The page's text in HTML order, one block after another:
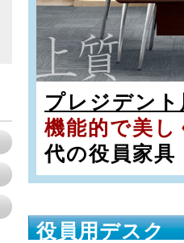
プレジデン
機能的で美し
代の役員家具
役員用デスク